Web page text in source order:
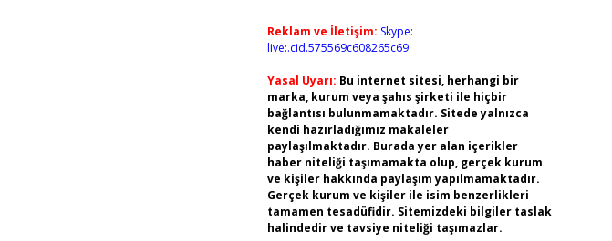
Reklam ve İletişim: Skype:
live:.cid.575569c608265c69
Yasal Uyarı: Bu internet sitesi, herhangi bir
marka, kurum veya şahıs şirketi ile hiçbir
bağlantısı bulunmamaktadır. Sitede yalnızca
kendi hazırladığımız makaleler
paylaşılmaktadır. Burada yer alan içerikler
haber niteliği taşımamakta olup, gerçek kurum
ve kişiler hakkında paylaşım yapılmamaktadır.
Gerçek kurum ve kişiler ile isim benzerlikleri
tamamen tesadüfidir. Sitemizdeki bilgiler taslak
halindedir ve tavsiye niteliği taşımazlar.